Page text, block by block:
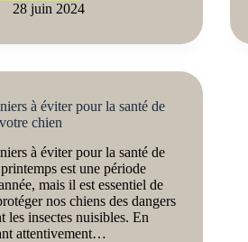
28 juin 2024
à éviter pour la santé de
votre chien
à éviter pour la santé de
est une période
mais il est essentiel de
nos chiens des dangers
les insectes nuisibles. En
attentivement…